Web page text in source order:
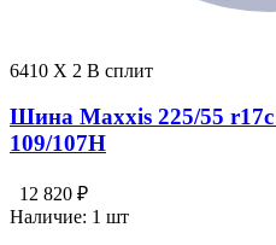
6410 X 2 В сплит
Шина Maxxis 225/55
109/107H
12 820 ₽
Наличие: 1 шт